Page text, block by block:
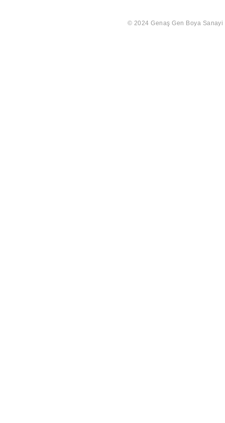
© 2024 Genaş Gen Boya